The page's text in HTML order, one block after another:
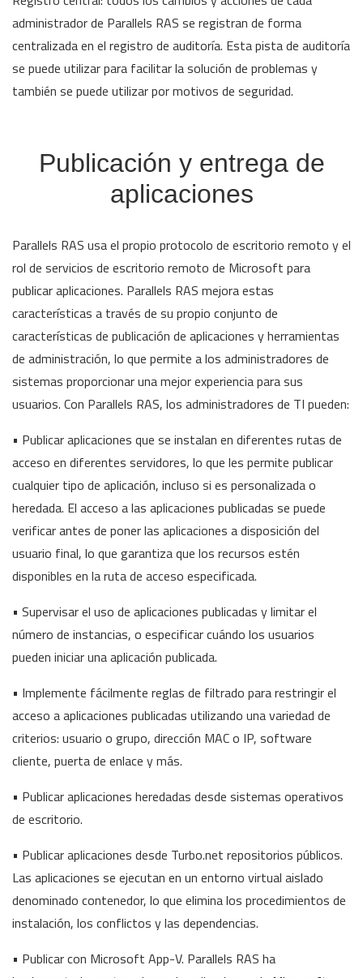
administrador de Parallels RAS se registran de forma
centralizada en el registro de auditoría. Esta pista de auditoría
se puede utilizar para facilitar la solución de problemas y
también se puede utilizar por motivos de seguridad.
Publicación y entrega de
aplicaciones
Parallels RAS usa el propio protocolo de escritorio remoto y el
rol de servicios de escritorio remoto de Microsoft para
publicar aplicaciones. Parallels RAS mejora estas
características a través de su propio conjunto de
características de publicación de aplicaciones y herramientas
de administración, lo que permite a los administradores de
sistemas proporcionar una mejor experiencia para sus
usuarios. Con Parallels RAS, los administradores de TI pueden:
• Publicar aplicaciones que se instalan en diferentes rutas de
acceso en diferentes servidores, lo que les permite publicar
cualquier tipo de aplicación, incluso si es personalizada o
heredada. El acceso a las aplicaciones publicadas se puede
verificar antes de poner las aplicaciones a disposición del
usuario final, lo que garantiza que los recursos estén
disponibles en la ruta de acceso especificada.
• Supervisar el uso de aplicaciones publicadas y limitar el
número de instancias, o especificar cuándo los usuarios
pueden iniciar una aplicación publicada.
• Implemente fácilmente reglas de filtrado para restringir el
acceso a aplicaciones publicadas utilizando una variedad de
criterios: usuario o grupo, dirección MAC o IP, software
cliente, puerta de enlace y más.
• Publicar aplicaciones heredadas desde sistemas operativos
de escritorio.
• Publicar aplicaciones desde Turbo.net repositorios públicos.
Las aplicaciones se ejecutan en un entorno virtual aislado
denominado contenedor, lo que elimina los procedimientos de
instalación, los conflictos y las dependencias.
• Publicar con Microsoft App-V. Parallels RAS ha